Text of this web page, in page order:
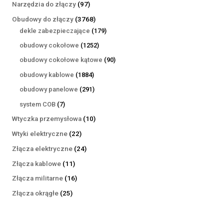
Narzędzia do złączy 9797
produktów
Obudowy do złączy 37683768
produktów
dekle zabezpieczające 179179
obudowy cokołowe 12521252
produkty
obudowy cokołowe kątowe 9090
obudowy kablowe 18841884
produkty
obudowy panelowe 291291
system COB 77
produktów
Wtyczka przemysłowa 1010
Wtyki elektryczne 2222
produkty
Złącza elektryczne 2424
Złącza kablowe 1111
produktów
Złącza militarne 1616
Złącza okrągłe 2525